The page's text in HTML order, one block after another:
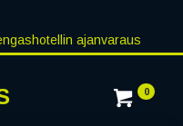
ajanvaraus
0